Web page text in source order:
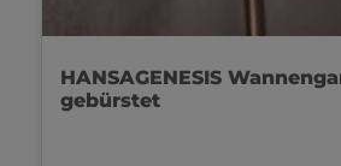
HANSAGENESIS
gebürstet